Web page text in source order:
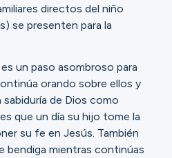
directos del niño
se presenten para la
un paso asombroso para
orando sobre ellos y
de Dios como
que un día su hijo tome la
su fe en Jesús. También
bendiga mientras continúas